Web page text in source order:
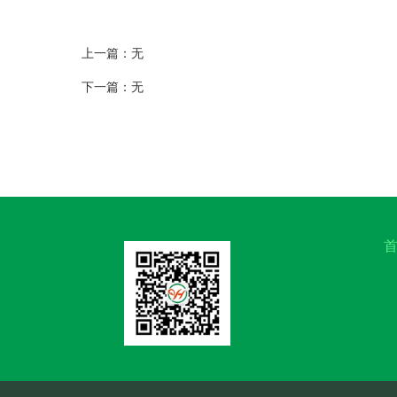
上一篇：无
下一篇：无